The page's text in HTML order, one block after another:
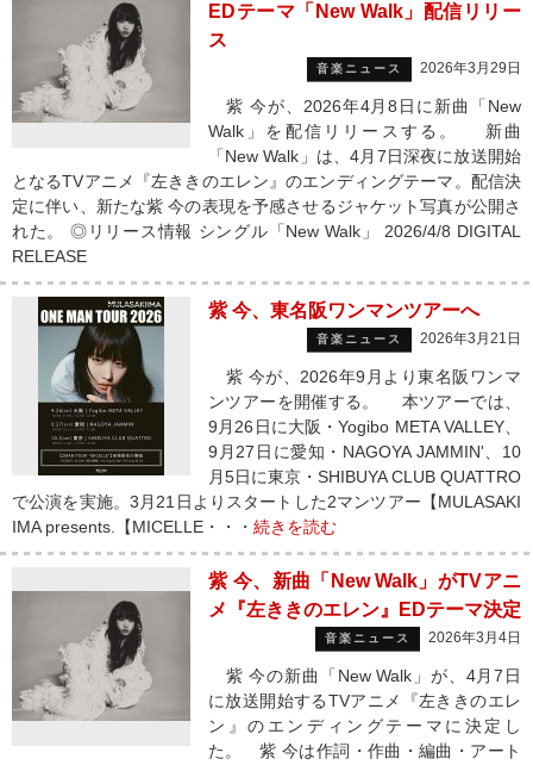
EDテーマ「New Walk」配信リリー
ス
音楽ニュース 2026年3月29日
紫 今が、2026年4月8日に新曲「New
Walk」を配信リリースする。 新曲
「New Walk」は、4月7日深夜に放送開始
となるTVアニメ『左ききのエレン』のエンディングテーマ。配信決
定に伴い、新たな紫 今の表現を予感させるジャケット写真が公開さ
れた。 ◎リリース情報 シングル「New Walk」 2026/4/8 DIGITAL
RELEASE
紫 今、東名阪ワンマンツアーへ
音楽ニュース 2026年3月21日
紫 今が、2026年9月より東名阪ワンマ
ンツアーを開催する。 本ツアーでは、
9月26日に大阪・Yogibo META VALLEY、
9月27日に愛知・NAGOYA JAMMIN'、10
月5日に東京・SHIBUYA CLUB QUATTRO
で公演を実施。3月21日よりスタートした2マンツアー【MULASAKI
IMA presents.【MICELLE・・・ 続きを読む
紫 今、新曲「New Walk」がTVアニ
メ『左ききのエレン』EDテーマ決定
音楽ニュース 2026年3月4日
紫 今の新曲「New Walk」が、4月7日
に放送開始するTVアニメ『左ききのエレ
ン』のエンディングテーマに決定し
た。 紫 今は作詞・作曲・編曲・アート